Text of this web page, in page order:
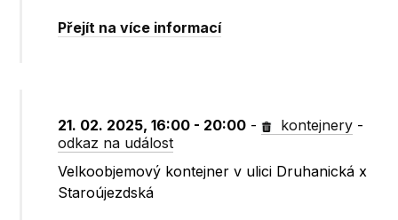
Přejít na více informací
21. 02. 2025, 16:00 - 20:00 - kontejnery -
odkaz na událost
Velkoobjemový kontejner v ulici Druhanická x
Staroújezdská